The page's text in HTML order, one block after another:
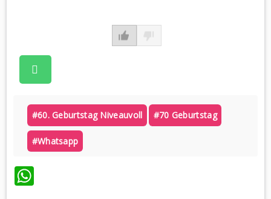
#60. Geburtstag Niveauvoll #70 Geburtstag
#whatsapp
WhatsApp